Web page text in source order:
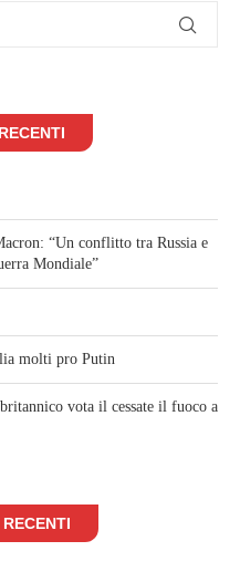
“Un conflitto tra Russia e
Mondiale”
molti pro Putin
vota il cessate il fuoco a